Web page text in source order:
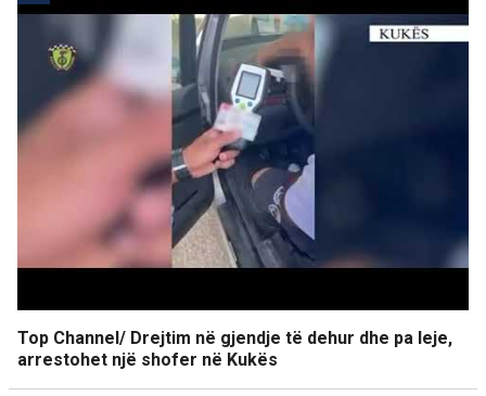
Top Channel/ Drejtim në gjendje të dehur dhe pa leje,
arrestohet një shofer në Kukës